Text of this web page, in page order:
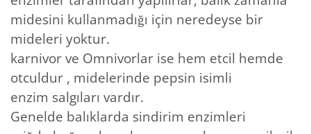
midesini kullanmadığı için neredeyse bir
mideleri yoktur.
karnivor ve Omnivorlar ise hem etcil hemde
otculdur , midelerinde pepsin isimli
enzim salgıları vardır.
Genelde balıklarda sindirim enzimleri